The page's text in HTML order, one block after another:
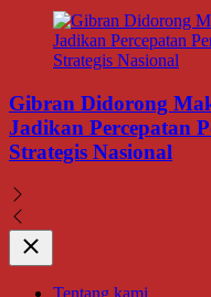
Gibran Didorong
Jadikan Percepatan
Strategis Nasional
Close
Tentang kami